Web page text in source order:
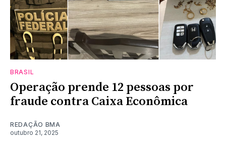
BRASIL
Operação prende 12 pessoas por
fraude contra Caixa Econômica
REDAÇÃO BMA
outubro 21, 2025